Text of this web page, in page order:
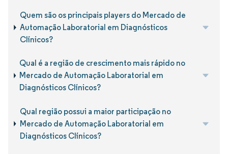
Quem são os principais players do Mercado de
Automação Laboratorial em Diagnósticos
Clínicos?
Qual é a região de crescimento mais rápido no
Mercado de Automação Laboratorial em
Diagnósticos Clínicos?
Qual região possui a maior participação no
Mercado de Automação Laboratorial em
Diagnósticos Clínicos?